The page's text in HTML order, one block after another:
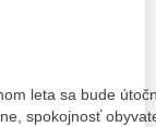
leta sa bude
spokojnosť